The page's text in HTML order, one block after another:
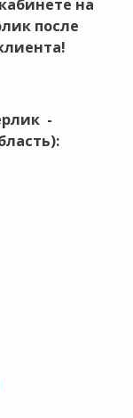
на
после
-
: